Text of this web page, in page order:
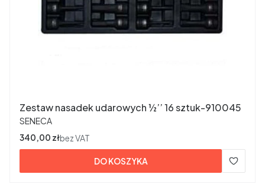
Zestaw nasadek udarowych ½’’ 16 sztuk-910045
PRODUCENT
SENECA
Cena
340,00 złbez VAT
DO KOSZYKA